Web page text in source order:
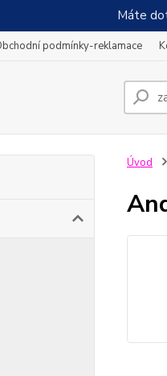
Máte
podmínky-reklamace
Úvod